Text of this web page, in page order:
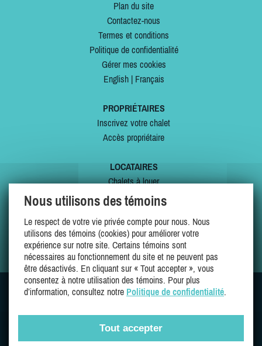
Plan du site
Contactez-nous
Termes et conditions
Politique de confidentialité
Gérer mes cookies
English| Français
PROPRIÉTAIRES
Inscrivez votre chalet
Accès propriétaire
LOCATAIRES
Chalets à louer
Chalets à vendre
Offres spéciales
Mes favoris
SUIVEZ-NOUS SUR
Nous utilisons des témoins
Le respect de votre vie privée compte pour nous. Nous
utilisons des témoins (cookies) pour améliorer votre
expérience sur notre site. Certains témoins sont
nécessaires au fonctionnement du site et ne peuvent pas
être désactivés. En cliquant sur « Tout accepter », vous
consentez à notre utilisation des témoins. Pour plus
d’information, consultez notre Politique de confidentialité.
Tout accepter